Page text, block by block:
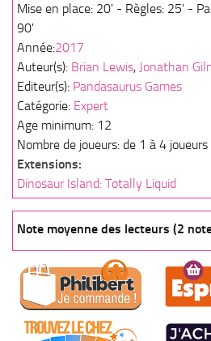
Mise en place: 20' - Règles: 25' -
90'
Année:2017
Auteur(s): Brian Lewis, Jonathan
Editeur(s): Pandasaurus Games
Catégorie: Expert
Age minimum: 12
Nombre de joueurs: de 1 à 4 joueurs
Extensions:
Dinosaur Island: Totally Liquid
Note moyenne des lecteurs (2